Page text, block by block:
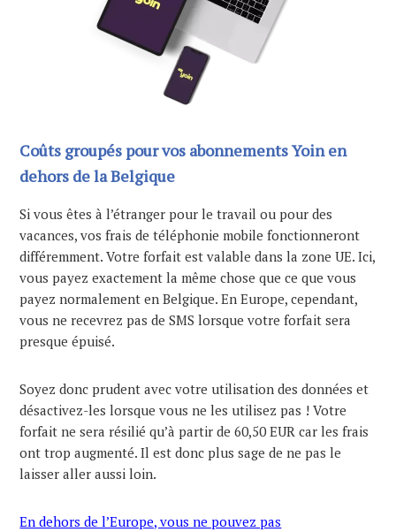
Coûts groupés pour vos abonnements Yoin en
dehors de la Belgique
Si vous êtes à l’étranger pour le travail ou pour des
vacances, vos frais de téléphonie mobile fonctionneront
différemment. Votre forfait est valable dans la zone UE. Ici,
vous payez exactement la même chose que ce que vous
payez normalement en Belgique. En Europe, cependant,
vous ne recevrez pas de SMS lorsque votre forfait sera
presque épuisé.
Soyez donc prudent avec votre utilisation des données et
désactivez-les lorsque vous ne les utilisez pas ! Votre
forfait ne sera résilié qu’à partir de 60,50 EUR car les frais
ont trop augmenté. Il est donc plus sage de ne pas le
laisser aller aussi loin.
En dehors de l’Europe, vous ne pouvez pas